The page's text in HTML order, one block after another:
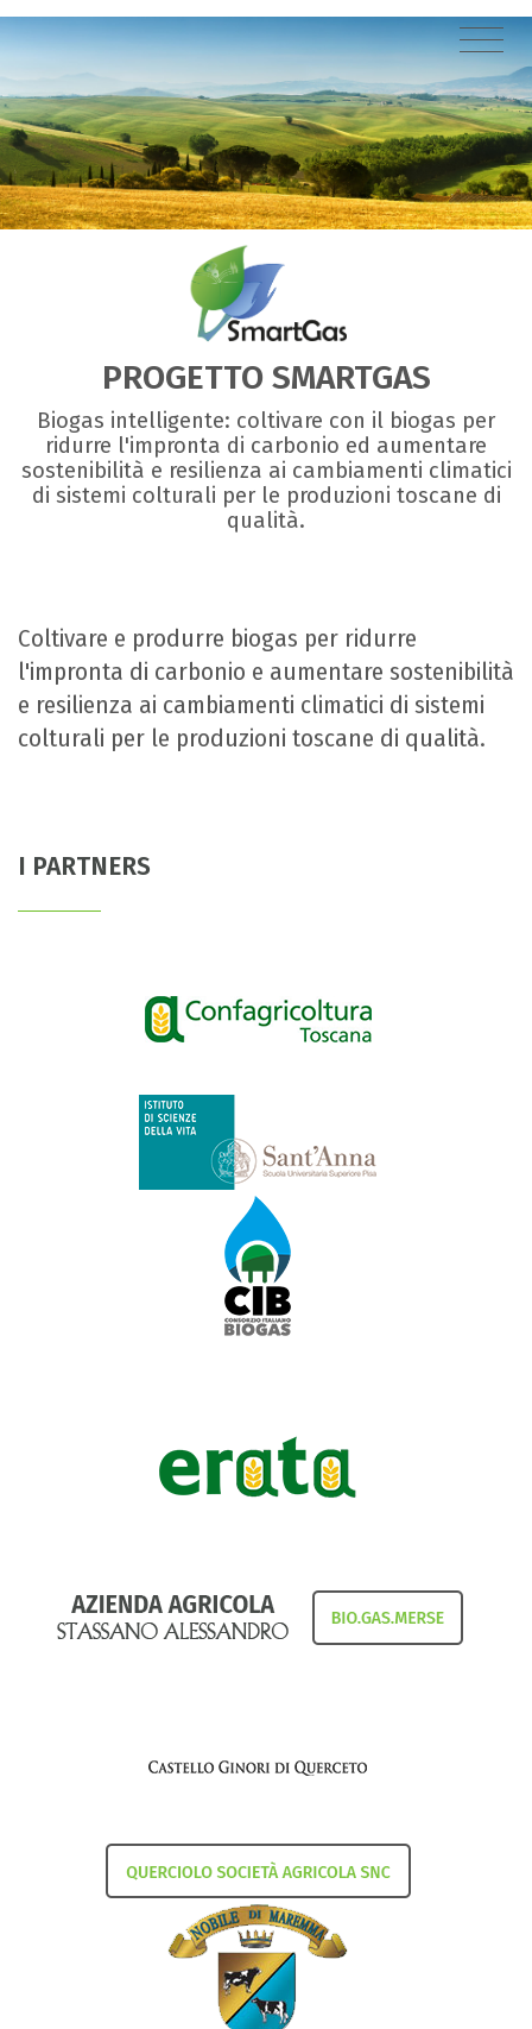
PROGETTO SMARTGAS
Biogas intelligente: coltivare con il biogas per
ridurre l'impronta di carbonio ed aumentare
sostenibilità e resilienza ai cambiamenti climatici
di sistemi colturali per le produzioni toscane di
qualità.
Coltivare e produrre biogas per ridurre
l'impronta di carbonio e aumentare sostenibilità
e resilienza ai cambiamenti climatici di sistemi
colturali per le produzioni toscane di qualità.
I PARTNERS